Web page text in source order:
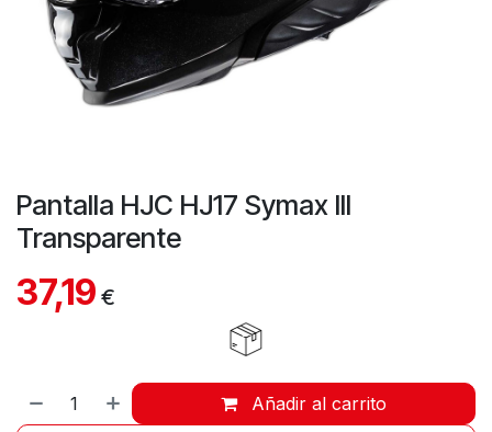
Pantalla HJC HJ17 Symax III
Transparente
37,19 €
Añadir al carrito